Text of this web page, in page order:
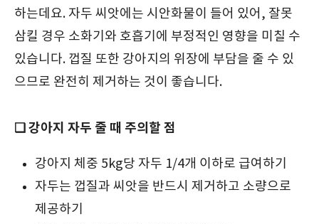
하는데요. 자두 씨앗에는 시안화물이 들어 있어, 잘못
삼킬 경우 소화기와 호흡기에 부정적인 영향을 미칠 수
있습니다. 껍질 또한 강아지의 위장에 부담을 줄 수 있
으므로 완전히 제거하는 것이 좋습니다.
❑ 강아지 자두 줄 때 주의할 점
강아지 체중 5kg당 자두 1/4개 이하로 급여하기
자두는 껍질과 씨앗을 반드시 제거하고 소량으로
제공하기